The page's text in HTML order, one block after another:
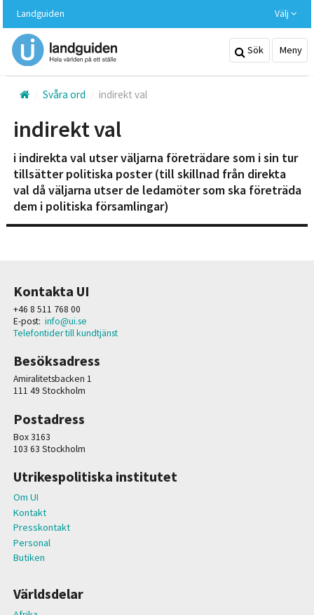
huvudinnehållet
Landguiden Välj
Sök Meny
Svåra ord indirekt val
indirekt val
i indirekta val utser väljarna företrädare som i sin tur
tillsätter politiska poster (till skillnad från direkta
val då väljarna utser de ledamöter som ska företräda
dem i politiska församlingar)
Kontakta UI
+46 8 511 768 00
E-post: info@ui.se
Telefontider till kundtjänst
Besöksadress
Amiralitetsbacken 1
111 49 Stockholm
Postadress
Box 3163
103 63 Stockholm
Utrikespolitiska institutet
Om UI
Kontakt
Presskontakt
Personal
Butiken
Världsdelar